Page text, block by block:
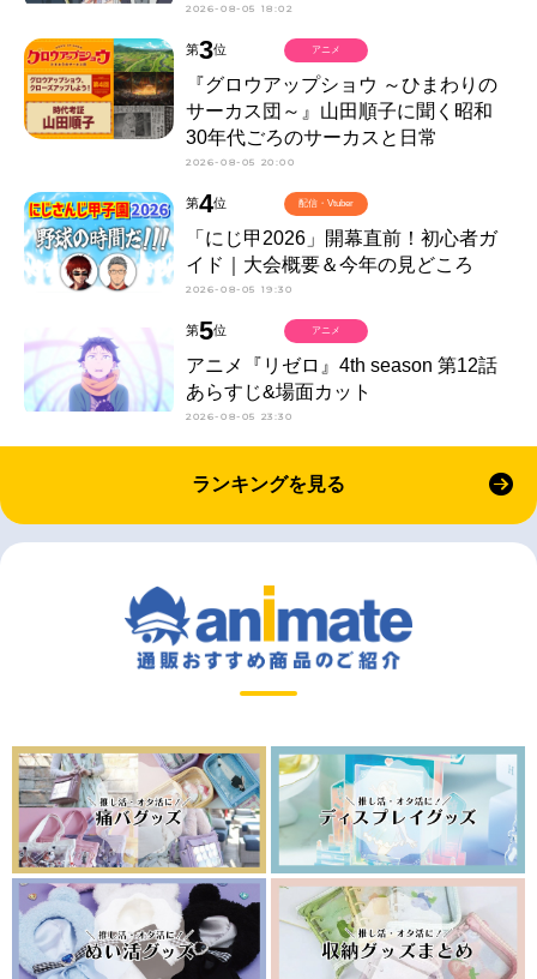
2026-08-05 18:02
第3位
『グロウアップショウ ～ひまわりの
サーカス団～』山田順子に聞く昭和
30年代ごろのサーカスと日常
2026-08-05 20:00
アニメ
第4位
「にじ甲2026」開幕直前！初心者ガ
イド｜大会概要＆今年の見どころ
2026-08-05 19:30
配信・Vtuber
第5位
アニメ『リゼロ』4th season 第12話
あらすじ&場面カット
2026-08-05 23:30
アニメ
ランキングを見る